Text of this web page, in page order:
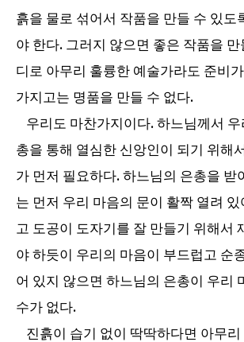
흙을 물로 섞어서 작품을 만들 수 있도
야 한다. 그러지 않으면 좋은 작품을 만
디로 아무리 훌륭한 예술가라도 준비
가지고는 명품을 만들 수 없다.
우리도 마찬가지이다.하느님께서
총을 통해 열심한 신앙인이 되기 위해
가 먼저 필요하다. 하느님의 은총을 받
는 먼저 우리 마음의 문이 활짝 열려
고 도공이 도자기를 잘 만들기 위해서
야 하듯이 우리의 마음이 부드럽고 순
어 있지 않으면 하느님의 은총이 우리
수가 없다.
진흙이 습기 없이 딱딱하다면 아무리